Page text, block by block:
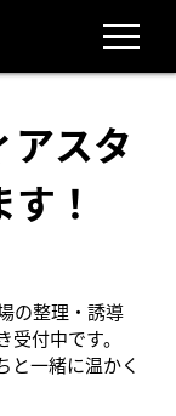
アスタ
！
の整理・誘導
付中です。
と一緒に温かく